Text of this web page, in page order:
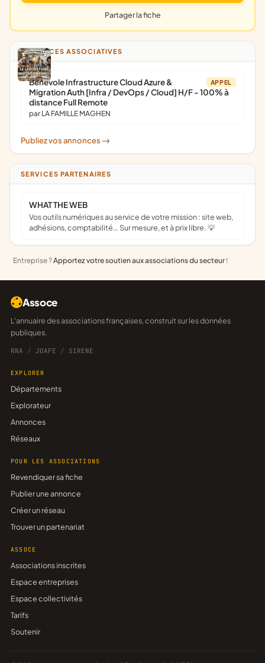
Partager la fiche
ANNONCES ASSOCIATIVES
APPEL
Bénévole Infrastructure Cloud Azure &
Migration Auth [Infra / DevOps / Cloud] H/F - 100% à
distance Full Remote
par LA FAMILLE MAGHEN
Publiez vos annonces ->
SERVICES PARTENAIRES
WHAT THE WEB
Vos outils numériques au service de votre mission : site web,
adhésions, comptabilité… Sur mesure, et à prix libre. 💡
Entreprise ?Apportez votre soutien aux associations du secteur !
Assoce
L'annuaire des associations françaises, construit sur les données
publiques.
RNA / JOAFE / SIRENE
EXPLORER
Départements
Explorateur
Annonces
Réseaux
POUR LES ASSOCIATIONS
Revendiquer sa fiche
Publier une annonce
Créer un réseau
Trouver un partenariat
ASSOCE
Associations inscrites
Espace entreprises
Espace collectivités
Tarifs
Soutenir